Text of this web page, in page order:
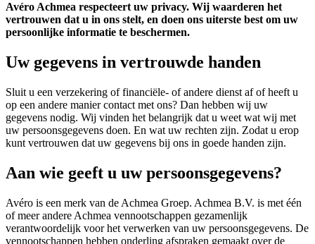
Avéro Achmea respecteert uw privacy. Wij waarderen het
vertrouwen dat u in ons stelt, en doen ons uiterste best om uw
persoonlijke informatie te beschermen.
Uw gegevens in vertrouwde handen
Sluit u een verzekering of financiële- of andere dienst af of heeft u
op een andere manier contact met ons? Dan hebben wij uw
gegevens nodig. Wij vinden het belangrijk dat u weet wat wij met
uw persoonsgegevens doen. En wat uw rechten zijn. Zodat u erop
kunt vertrouwen dat uw gegevens bij ons in goede handen zijn.
Aan wie geeft u uw persoonsgegevens?
Avéro is een merk van de Achmea Groep. Achmea B.V. is met één
of meer andere Achmea vennootschappen gezamenlijk
verantwoordelijk voor het verwerken van uw persoonsgegevens. De
vennootschappen hebben onderling afspraken gemaakt over de